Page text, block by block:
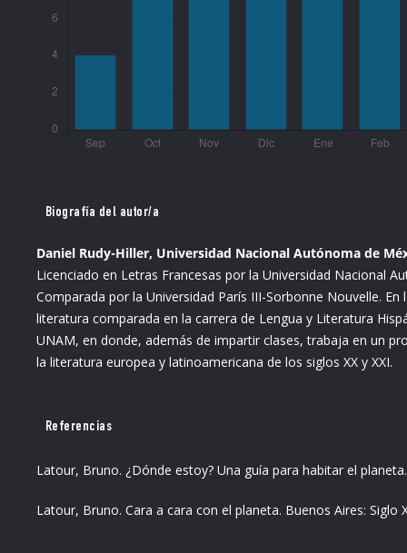
Biografía del autor/a
Daniel Rudy-Hiller, Universidad Nacional Autónoma de
Licenciado en Letras Francesas por la Universidad Nacional
Comparada por la Universidad París III-Sorbonne Nouvelle.
literatura comparada en la carrera de Lengua y Literatura
UNAM, en donde, además de impartir clases, trabaja en un
la literatura europea y latinoamericana de los siglos XX y XXI.
Referencias
Latour, Bruno. ¿Dónde estoy? Una guía para habitar el
Latour, Bruno. Cara a cara con el planeta. Buenos Aires: Siglo